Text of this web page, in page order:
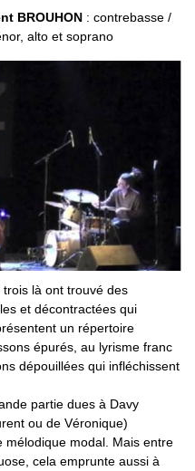
BROUHON : contrebasse /
alto et soprano
là ont trouvé des
et décontractées qui
un répertoire
épurés, au lyrisme franc
dépouillées qui infléchissent
partie dues à Davy
ou de Véronique)
mélodique modal. Mais entre
cela emprunte aussi à